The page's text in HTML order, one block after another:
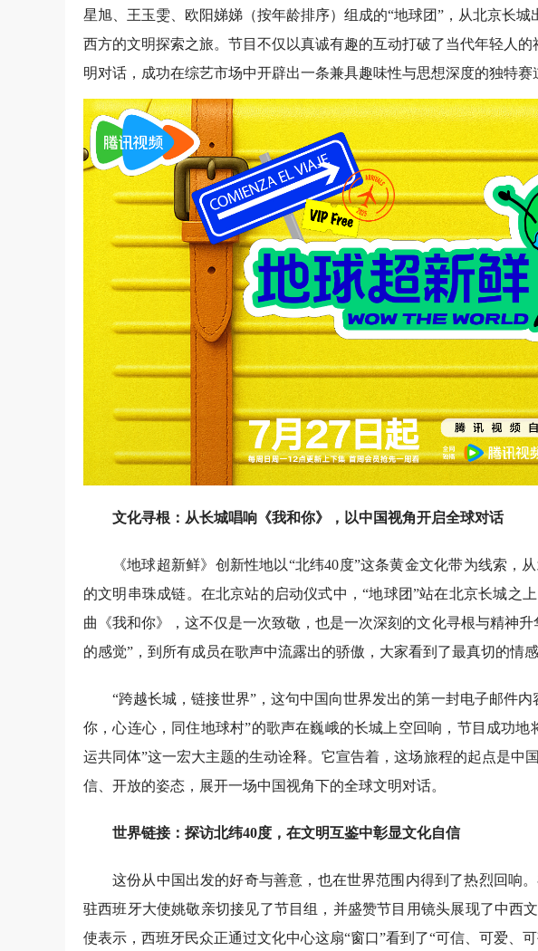
星旭、王玉雯、欧阳娣娣（按年龄排序）组成的“地球团”，从北京长
西方的文明探索之旅。节目不仅以真诚有趣的互动打破了当代年轻人
明对话，成功在综艺市场中开辟出一条兼具趣味性与思想深度的独特赛
文化寻根：从长城唱响《我和你》，以中国视角开启全球对话
《地球超新鲜》创新性地以“北纬40度”这条黄金文化带为线索，
的文明串珠成链。在北京站的启动仪式中，“地球团”站在北京长城之
曲《我和你》，这不仅是一次致敬，也是一次深刻的文化寻根与精神
的感觉”，到所有成员在歌声中流露出的骄傲，大家看到了最真切的情感
“跨越长城，链接世界”，这句中国向世界发出的第一封电子邮件
你，心连心，同住地球村”的歌声在巍峨的长城上空回响，节目成功地
运共同体”这一宏大主题的生动诠释。它宣告着，这场旅程的起点是中
信、开放的姿态，展开一场中国视角下的全球文明对话。
世界链接：探访北纬40度，在文明互鉴中彰显文化自信
这份从中国出发的好奇与善意，也在世界范围内得到了热烈回响
驻西班牙大使姚敬亲切接见了节目组，并盛赞节目用镜头展现了中西
使表示，西班牙民众正通过文化中心这扇“窗口”看到了“可信、可爱、可